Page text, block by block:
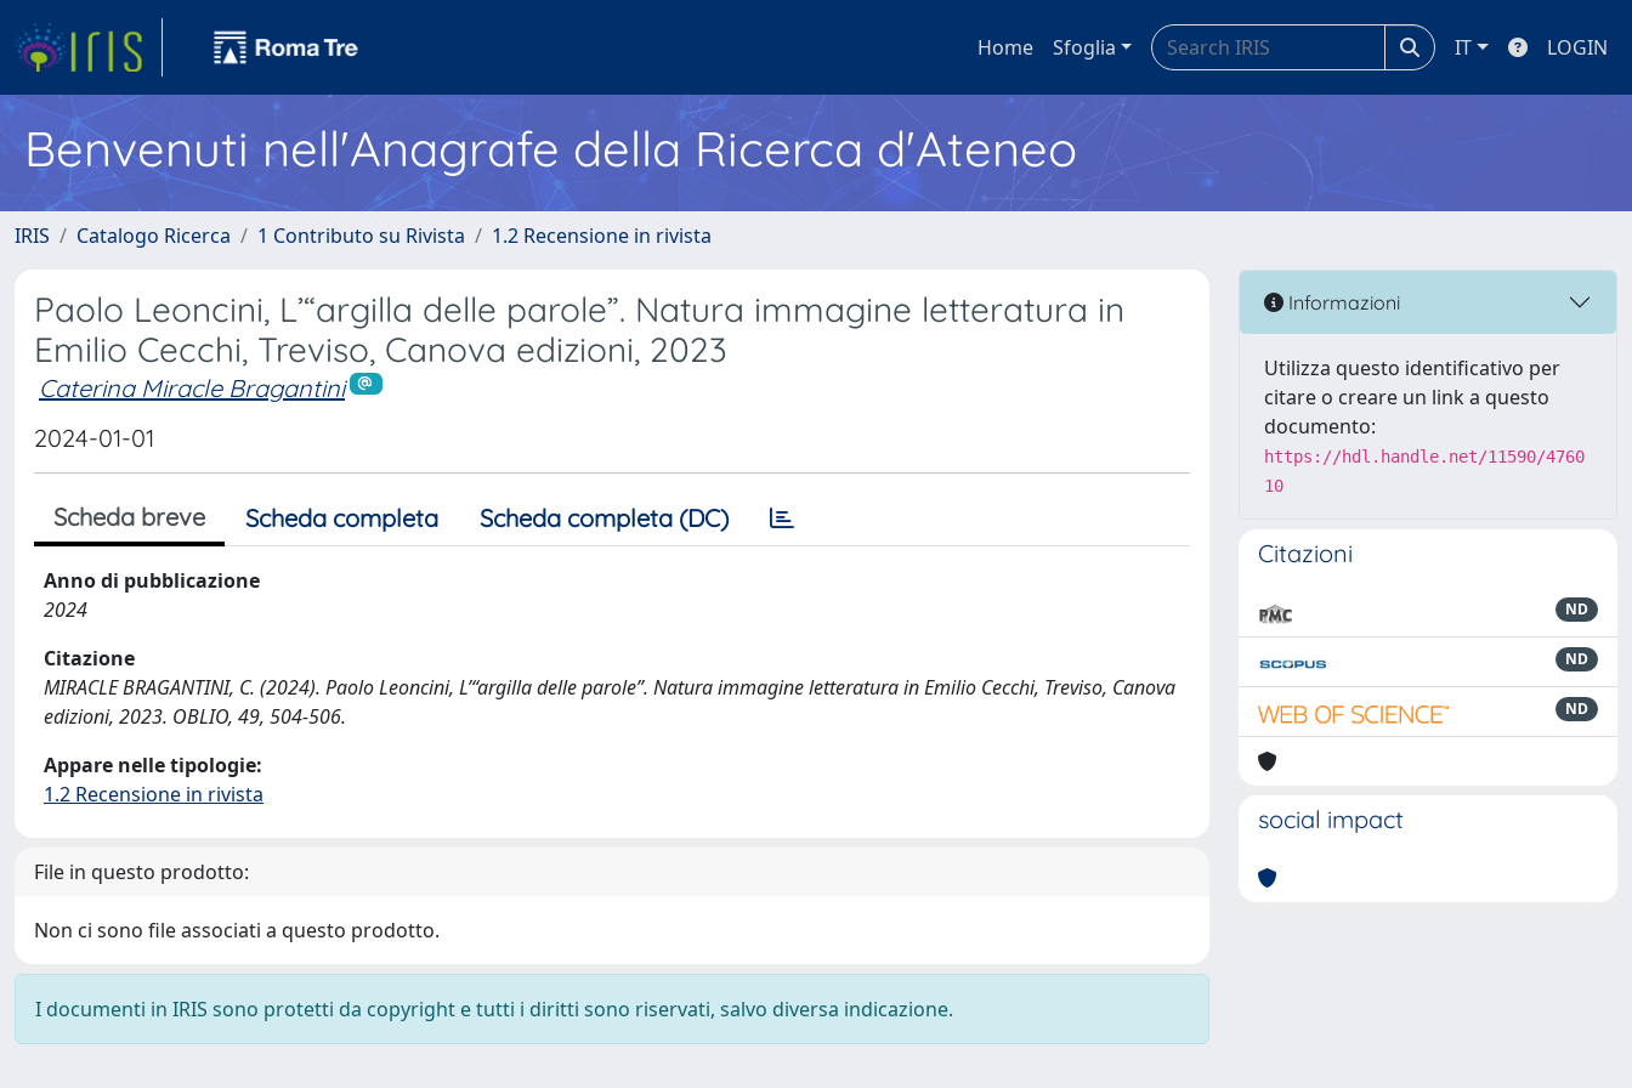
Home Sfoglia IT LOGIN
Benvenuti nell'Anagrafe della Ricerca d'Ateneo
IRIS Catalogo Ricerca 1 Contributo su Rivista 1.2 Recensione in rivista
Paolo Leoncini, L’“argilla delle parole”. Natura immagine letteratura in
Emilio Cecchi, Treviso, Canova edizioni, 2023
Caterina Miracle Bragantini
2024-01-01
Scheda breve Scheda completa Scheda completa (DC)
Anno di pubblicazione
2024
Citazione
MIRACLE BRAGANTINI, C. (2024). Paolo Leoncini, L’“argilla delle parole”. Natura immagine letteratura in Emilio Cecchi, Treviso, Canova
edizioni, 2023. OBLIO, 49, 504-506.
Appare nelle tipologie:
1.2 Recensione in rivista
File in questo prodotto:
Non ci sono file associati a questo prodotto.
I documenti in IRIS sono protetti da copyright e tutti i diritti sono riservati, salvo diversa indicazione.
Informazioni
Utilizza questo identificativo per
citare o creare un link a questo
documento:
https://hdl.handle.net/11590/4760
10
Citazioni
ND
ND
ND
social impact